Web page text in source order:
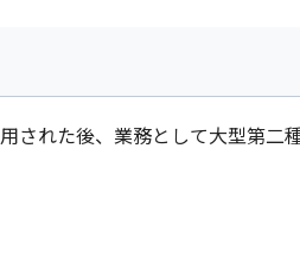
された後、業務として大型第